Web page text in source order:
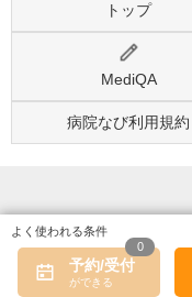
トップ
MediQA
病院なび利用規約
予約/受付
0